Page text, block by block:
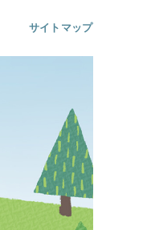
サイトマップ